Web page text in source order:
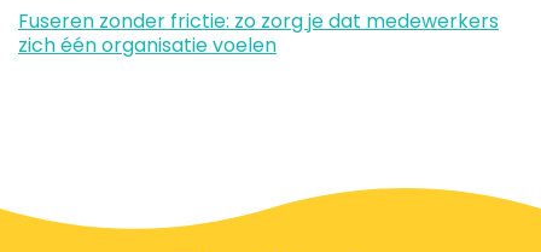
Fuseren zonder frictie: zo zorg je dat medewerkers
zich één organisatie voelen